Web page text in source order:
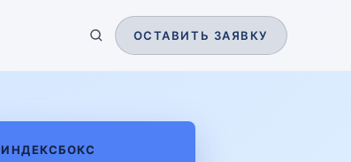
ОСТАВИТЬ ЗАЯВКУ
ИНДЕКСБОКС